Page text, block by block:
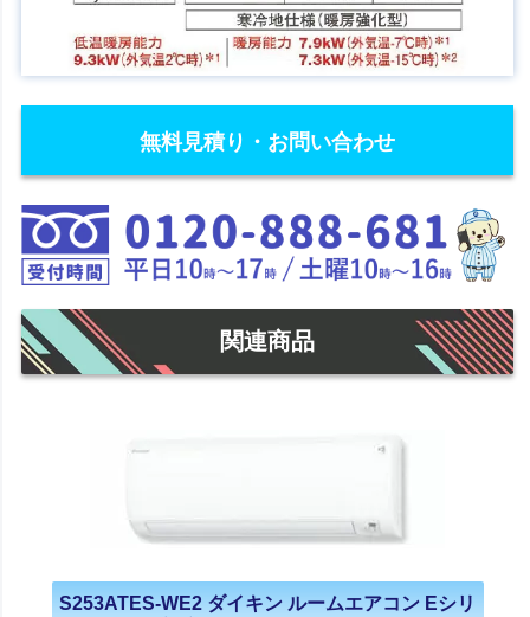
無料見積り・お問い合わせ
関連商品
S253ATES-WE2 ダイキン ルームエアコン Eシリ